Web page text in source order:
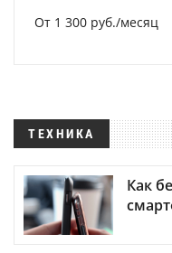
От 1 300 руб./месяц
ТЕХНИКА
Как